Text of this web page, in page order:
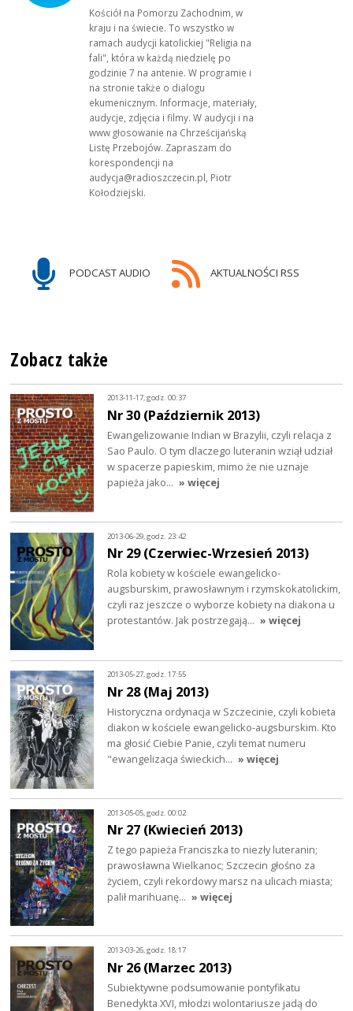
Kościół na Pomorzu Zachodnim, w
kraju i na świecie. To wszystko w
ramach audycji katolickiej "Religia na
fali", która w każdą niedzielę po
godzinie 7 na antenie. W programie i
na stronie także o dialogu
ekumenicznym. Informacje, materiały,
audycje, zdjęcia i filmy. W audycji i na
www głosowanie na Chrześcijańską
Listę Przebojów. Zapraszam do
korespondencji na
audycja@radioszczecin.pl, Piotr
Kołodziejski.
PODCAST AUDIO AKTUALNOŚCI RSS
Zobacz także
2013-11-17, godz. 00:37
Nr 30 (Październik 2013)
Ewangelizowanie Indian w Brazylii, czyli relacja z
Sao Paulo. O tym dlaczego luteranin wziął udział
w spacerze papieskim, mimo że nie uznaje
papieża jako… » więcej
2013-06-29, godz. 23:42
Nr 29 (Czerwiec-Wrzesień 2013)
Rola kobiety w kościele ewangelicko-
augsburskim, prawosławnym i rzymskokatolickim,
czyli raz jeszcze o wyborze kobiety na diakona u
protestantów. Jak postrzegają… » więcej
2013-05-27, godz. 17:55
Nr 28 (Maj 2013)
Historyczna ordynacja w Szczecinie, czyli kobieta
diakon w kościele ewangelicko-augsburskim. Kto
ma głosić Ciebie Panie, czyli temat numeru
"ewangelizacja świeckich… » więcej
2013-05-05, godz. 00:02
Nr 27 (Kwiecień 2013)
Z tego papieża Franciszka to niezły luteranin;
prawosławna Wielkanoc; Szczecin głośno za
życiem, czyli rekordowy marsz na ulicach miasta;
palił marihuanę… » więcej
2013-03-26, godz. 18:17
Nr 26 (Marzec 2013)
Subiektywne podsumowanie pontyfikatu
Benedykta XVI, młodzi wolontariusze jadą do